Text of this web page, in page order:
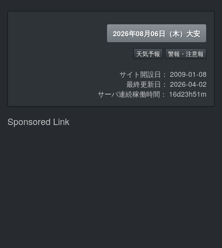
2026年08月06日（木）大安
天気予報 警報・注意報
サイト開設日： 2009-01-08
最終更新日： 2026-04-02
サーバ連続稼働時間： 16d23h51m
Sponsored Link